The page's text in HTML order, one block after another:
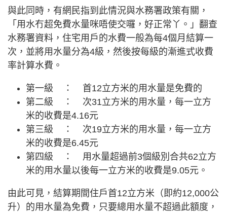
與此同時，有網民指到此情況與水務署政策有關，
「用水冇超免費水量咪唔使交囉，好正常丫。」翻查
水務署資料，住宅用戶的水費一般為每4個月結算一
次，並將用水量分為4級，然後按每級的漸進式收費
率計算水費。
第一級 ： 首12立方米的用水量是免費的
第二級 ： 次31立方米的用水量，每一立方
米的收費是4.16元
第三級 ： 次19立方米的用水量，每一立方
米的收費是6.45元
第四級 ： 用水量超過前3個級別合共62立方
米的用水量以後每一立方米的收費是9.05元。
由此可見，結算期間住戶首12立方米（即約12,000公
升）的用水量為免費，只要總用水量不超過此額度，